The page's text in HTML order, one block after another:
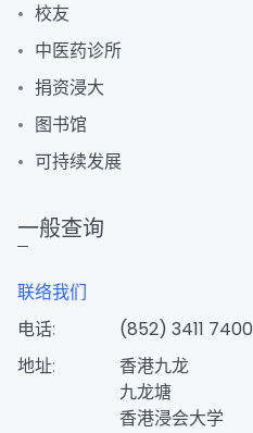
校友
中医药诊所
捐资浸大
图书馆
可持续发展
一般查询
联络我们
电话:
(852) 3411 7400
地址:
香港九龙
九龙塘
香港浸会大学